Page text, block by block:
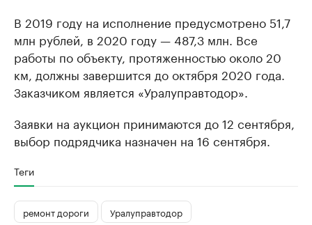
В 2019 году на исполнение предусмотрено 51,7
млн рублей, в 2020 году — 487,3 млн. Все
работы по объекту, протяженностью около 20
км, должны завершится до октября 2020 года.
Заказчиком является «Уралуправтодор».
Заявки на аукцион принимаются до 12 сентября,
выбор подрядчика назначен на 16 сентября.
Теги
ремонт дороги
Уралуправтодор